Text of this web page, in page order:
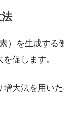
）を生成する
促します。
大法を用い